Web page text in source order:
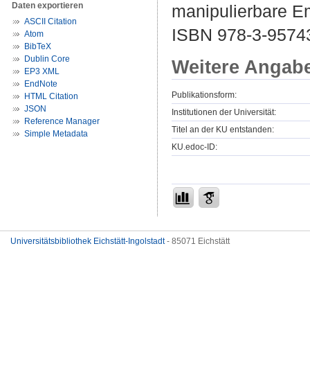
Daten exportieren
ASCII Citation
Atom
BibTeX
Dublin Core
EP3 XML
EndNote
HTML Citation
JSON
Reference Manager
Simple Metadata
manipulierbare
ISBN 978-3-
Weitere
Publikationsform:
Institutionen der Universität:
Titel an der KU entstanden:
KU.edoc-ID:
Universitätsbibliothek Eichstätt-Ingolstadt- 85071 Eichstätt